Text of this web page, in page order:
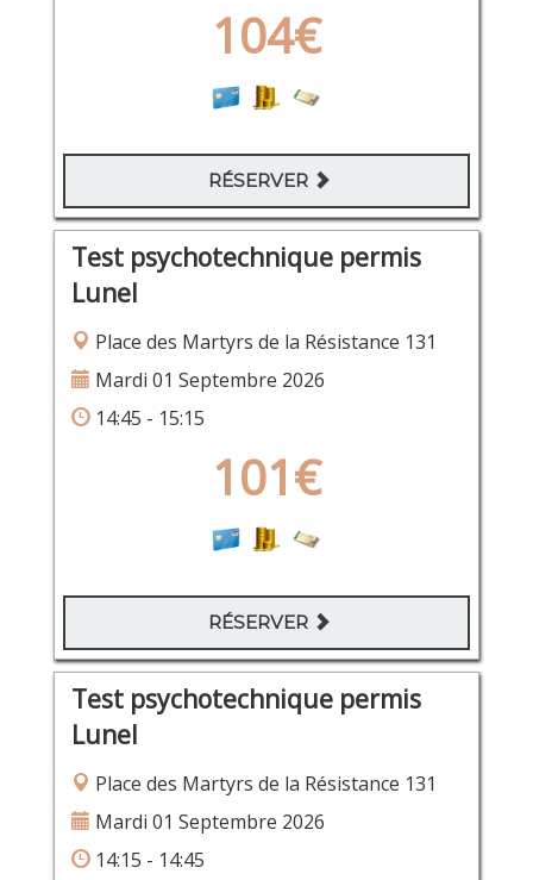
104€
RÉSERVER
Test psychotechnique permis
Lunel
Place des Martyrs de la Résistance 131
Mardi 01 Septembre 2026
14:45 - 15:15
101€
RÉSERVER
Test psychotechnique permis
Lunel
Place des Martyrs de la Résistance 131
Mardi 01 Septembre 2026
14:15 - 14:45